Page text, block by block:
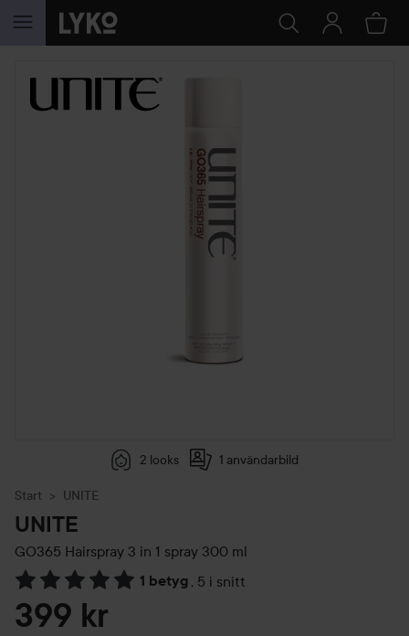
HOPPA TILL INNEHÅLLET
2 looks 1 användarbild
Start UNITE
UNITE
GO365 Hairspray 3 in 1 spray 300 ml
1 betyg , 5 i snitt
Hoppa till Betyg & kommentarer
399 kr